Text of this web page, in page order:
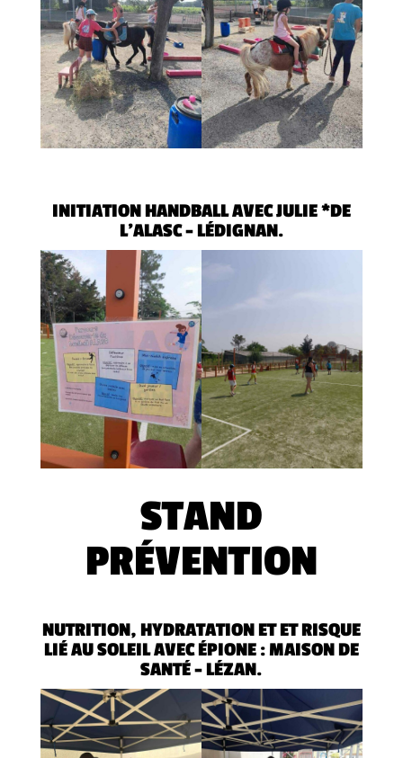
INITIATION HANDBALL AVEC JULIE *DE
L’ALASC – LÉDIGNAN.
STAND
PRÉVENTION
NUTRITION, HYDRATATION ET ET RISQUE
LIÉ AU SOLEIL AVEC ÉPIONE : MAISON DE
SANTÉ – LÉZAN.